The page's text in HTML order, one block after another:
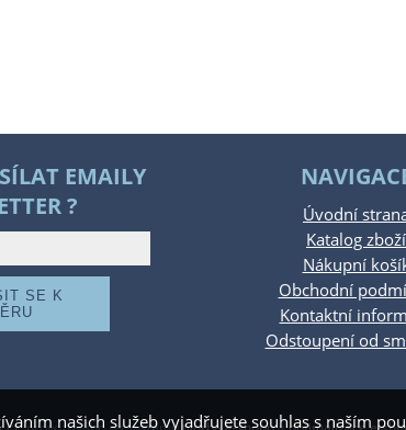
EMAILY
?
Úvodní
Katalog zboží
Nákupní
Obchodní
Kontaktní
Odstoupení od
našich služeb vyjadřujete souhlas s naším